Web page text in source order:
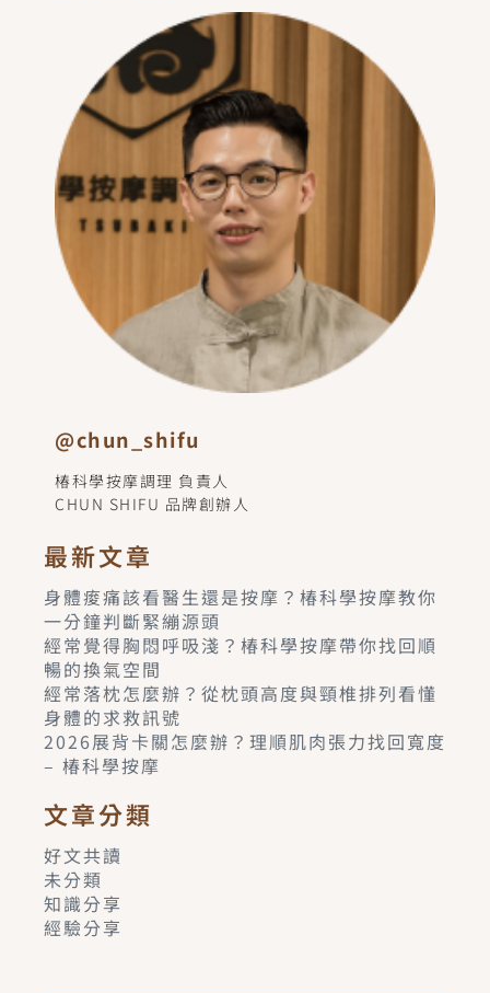
@chun_shifu
椿科學按摩調理 負責人
CHUN SHIFU 品牌創辦人
最新文章
身體痠痛該看醫生還是按摩？椿科學按摩教你
一分鐘判斷緊繃源頭
經常覺得胸悶呼吸淺？椿科學按摩帶你找回順
暢的換氣空間
經常落枕怎麼辦？從枕頭高度與頸椎排列看懂
身體的求救訊號
2026展背卡關怎麼辦？理順肌肉張力找回寬度
– 椿科學按摩
文章分類
好文共讀
未分類
知識分享
經驗分享